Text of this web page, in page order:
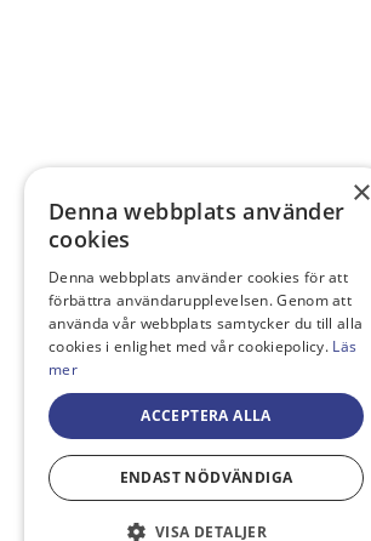
×
Denna webbplats använder
cookies
Denna webbplats använder cookies för att
förbättra användarupplevelsen. Genom att
använda vår webbplats samtycker du till alla
cookies i enlighet med vår cookiepolicy. Läs
mer
ACCEPTERA ALLA
ENDAST NÖDVÄNDIGA
VISA DETALJER